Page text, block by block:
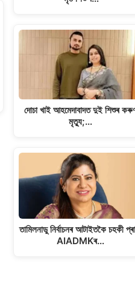
দোচা খাই আহমেদাবাদত দুই শিশুৰ
মৃত্যু;…
তামিলনাডু নিৰ্বাচনৰ আটাইতকৈ চহকী
AIADMKৰ…